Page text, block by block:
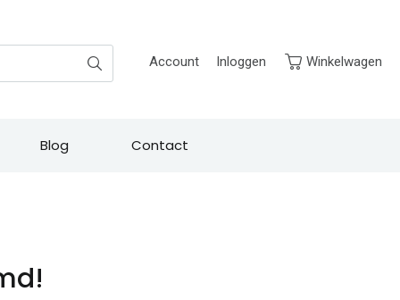
Winkelwagen
Account Inloggen
Blog Contact